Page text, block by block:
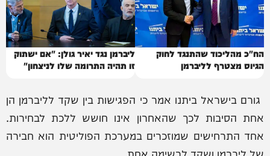
הח"כ מהליכוד שהתנגד לחוק
הגיוס מצטרף לליברמן
ליברמן נגד יאיר גולן: "אם ישתוק
זו תהיה התרומה שלו לניצחון"
‏ גורם בישראל ביתנו אמר כי הפגישות בין שקד לליברמן הן
אחת הסיבות לכך שהאחרון אינו חושש ללכת לבחירות.
אחד התרחישים שמוזכרים במערכת הפוליטית הוא חבירה